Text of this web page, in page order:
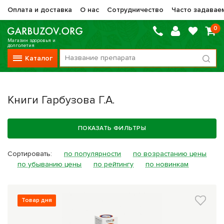
Оплата и доставка О нас Сотрудничество Часто
Магазин здоровья и
долголетия
Каталог
0
Vitauct / Витаукт
Препараты НТК Жизненная Сила
Сашера-Мед
Оптисалт
Препараты при онкологии
Прочие фитопрепараты
Книги Гарбузова Г.А.
ПОКАЗАТЬ ФИЛЬТРЫ
Сортировать: по популярности
по возрастанию цены
по убыванию цены
по рейтингу по новинкам
Товар дня